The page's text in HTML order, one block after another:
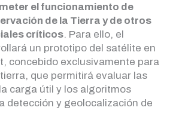
el funcionamiento de
de la Tierra y de otros
críticos. Para ello, el
un prototipo del satélite en
concebido exclusivamente para
que permitirá evaluar las
carga útil y los algoritmos
detección y geolocalización de